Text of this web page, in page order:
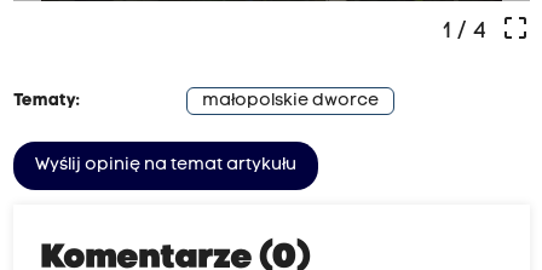
crop_free
1 / 4
Tematy: małopolskie dworce
Wyślij opinię na temat artykułu
Komentarze (0)